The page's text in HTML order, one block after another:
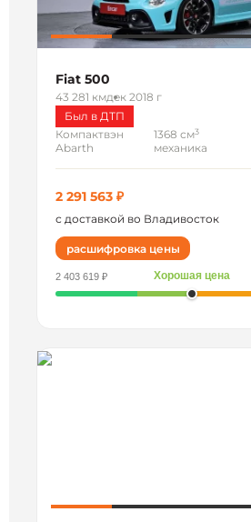
Fiat 500
43 281 кмдек 2018 г
Был в ДТП
Компактвэн
Abarth
1368 см3
механика
2 291 563 ₽
с доставкой во Владивосток
расшифровка цены
2 403 619 ₽ Хорошая цена